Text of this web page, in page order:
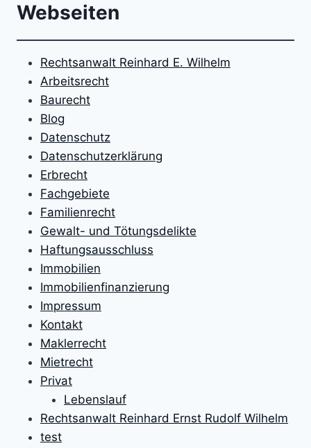
Webseiten
Rechtsanwalt Reinhard E. Wilhelm
Arbeitsrecht
Baurecht
Blog
Datenschutz
Datenschutzerklärung
Erbrecht
Fachgebiete
Familienrecht
Gewalt- und Tötungsdelikte
Haftungsausschluss
Immobilien
Immobilienfinanzierung
Impressum
Kontakt
Maklerrecht
Mietrecht
Privat
Lebenslauf
Rechtsanwalt Reinhard Ernst Rudolf Wilhelm
test